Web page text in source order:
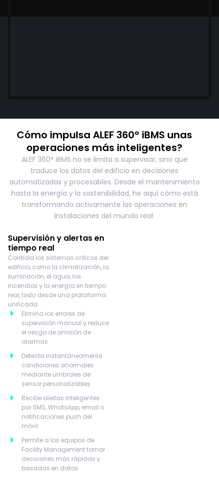
Cómo impulsa ALEF 360° iBMS unas
operaciones más inteligentes?
ALEF 360° iBMS no se limita a supervisar, sino que
traduce los datos del edificio en decisiones
automatizadas y procesables. Desde el mantenimiento
hasta la energía y la sostenibilidad, he aquí cómo está
transformando activamente las operaciones en
instalaciones del mundo real:
Supervisión y alertas en
tiempo real
Controla los sistemas críticos del
edificio, como la climatización, la
iluminación, el agua, los
incendios y la energía en tiempo
real, todo desde una plataforma
unificada.
Elimina los errores de
supervisión manual y reduce
el riesgo de omisión de
alarmas
Detecta instantáneamente
condiciones anormales
mediante umbrales de
sensor personalizables
Recibe alertas inteligentes
por SMS, WhatsApp, email o
notificaciones push del
móvil
Permite a los equipos de
Facility Management tomar
decisiones más rápidas y
basadas en datos